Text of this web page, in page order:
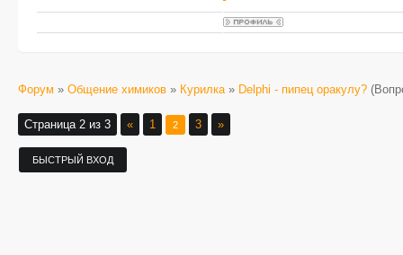
Форум » Общение химиков » Курилка » Delphi - пипец оракулу?
Страница 2 из 3 « 1 2 3 »